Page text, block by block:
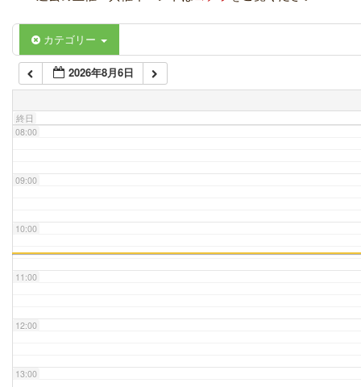
カテゴリー
2026年8月6日
終日
06:00
07:00
08:00
09:00
10:00
11:00
12:00
13:00